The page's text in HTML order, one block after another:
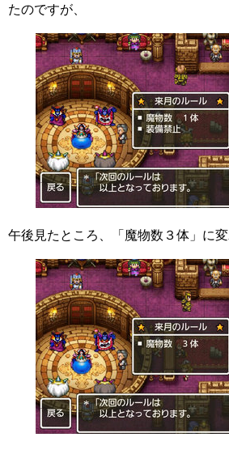
たのですが、
午後見たところ、「魔物数３体」に変